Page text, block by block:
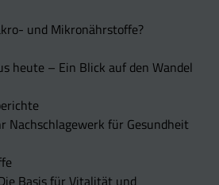
und Mikronährstoffe?
heute – Ein Blick auf den Wandel
Nachschlagewerk für Gesundheit